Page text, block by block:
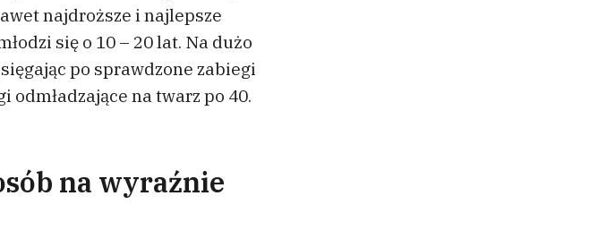
najdroższe i najlepsze
się o 10 – 20 lat. Na dużo
po sprawdzone zabiegi
odmładzające na twarz po 40.
na wyraźnie